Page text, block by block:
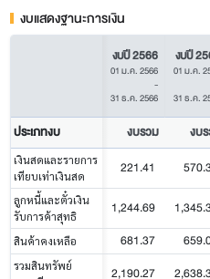
งบแสดงฐานะการเงิน
งบปี 2566
01 ม.ค. 2566
-
31 ธ.ค. 2566
งบปี
01 ม.ค.
31 ธ.ค.
ประเภทงบ งบรวม งบ
เงินสดและรายการ
เทียบเท่าเงินสด
221.41
ลูกหนี้และตั๋วเงิน
รับการค้าสุทธิ
1,244.69
สินค้าคงเหลือ 681.37
รวมสินทรัพย์
2,190.27